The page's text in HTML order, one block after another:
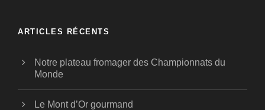
ARTICLES RÉCENTS
Notre plateau fromager des Championnats du
Monde
Le Mont d’Or gourmand